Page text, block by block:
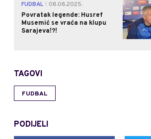
FUDBAL
08.08.2025.
Povratak legende: Husref
Musemić se vraća na klupu
Sarajeva!?!
TAGOVI
FUDBAL
PODIJELI